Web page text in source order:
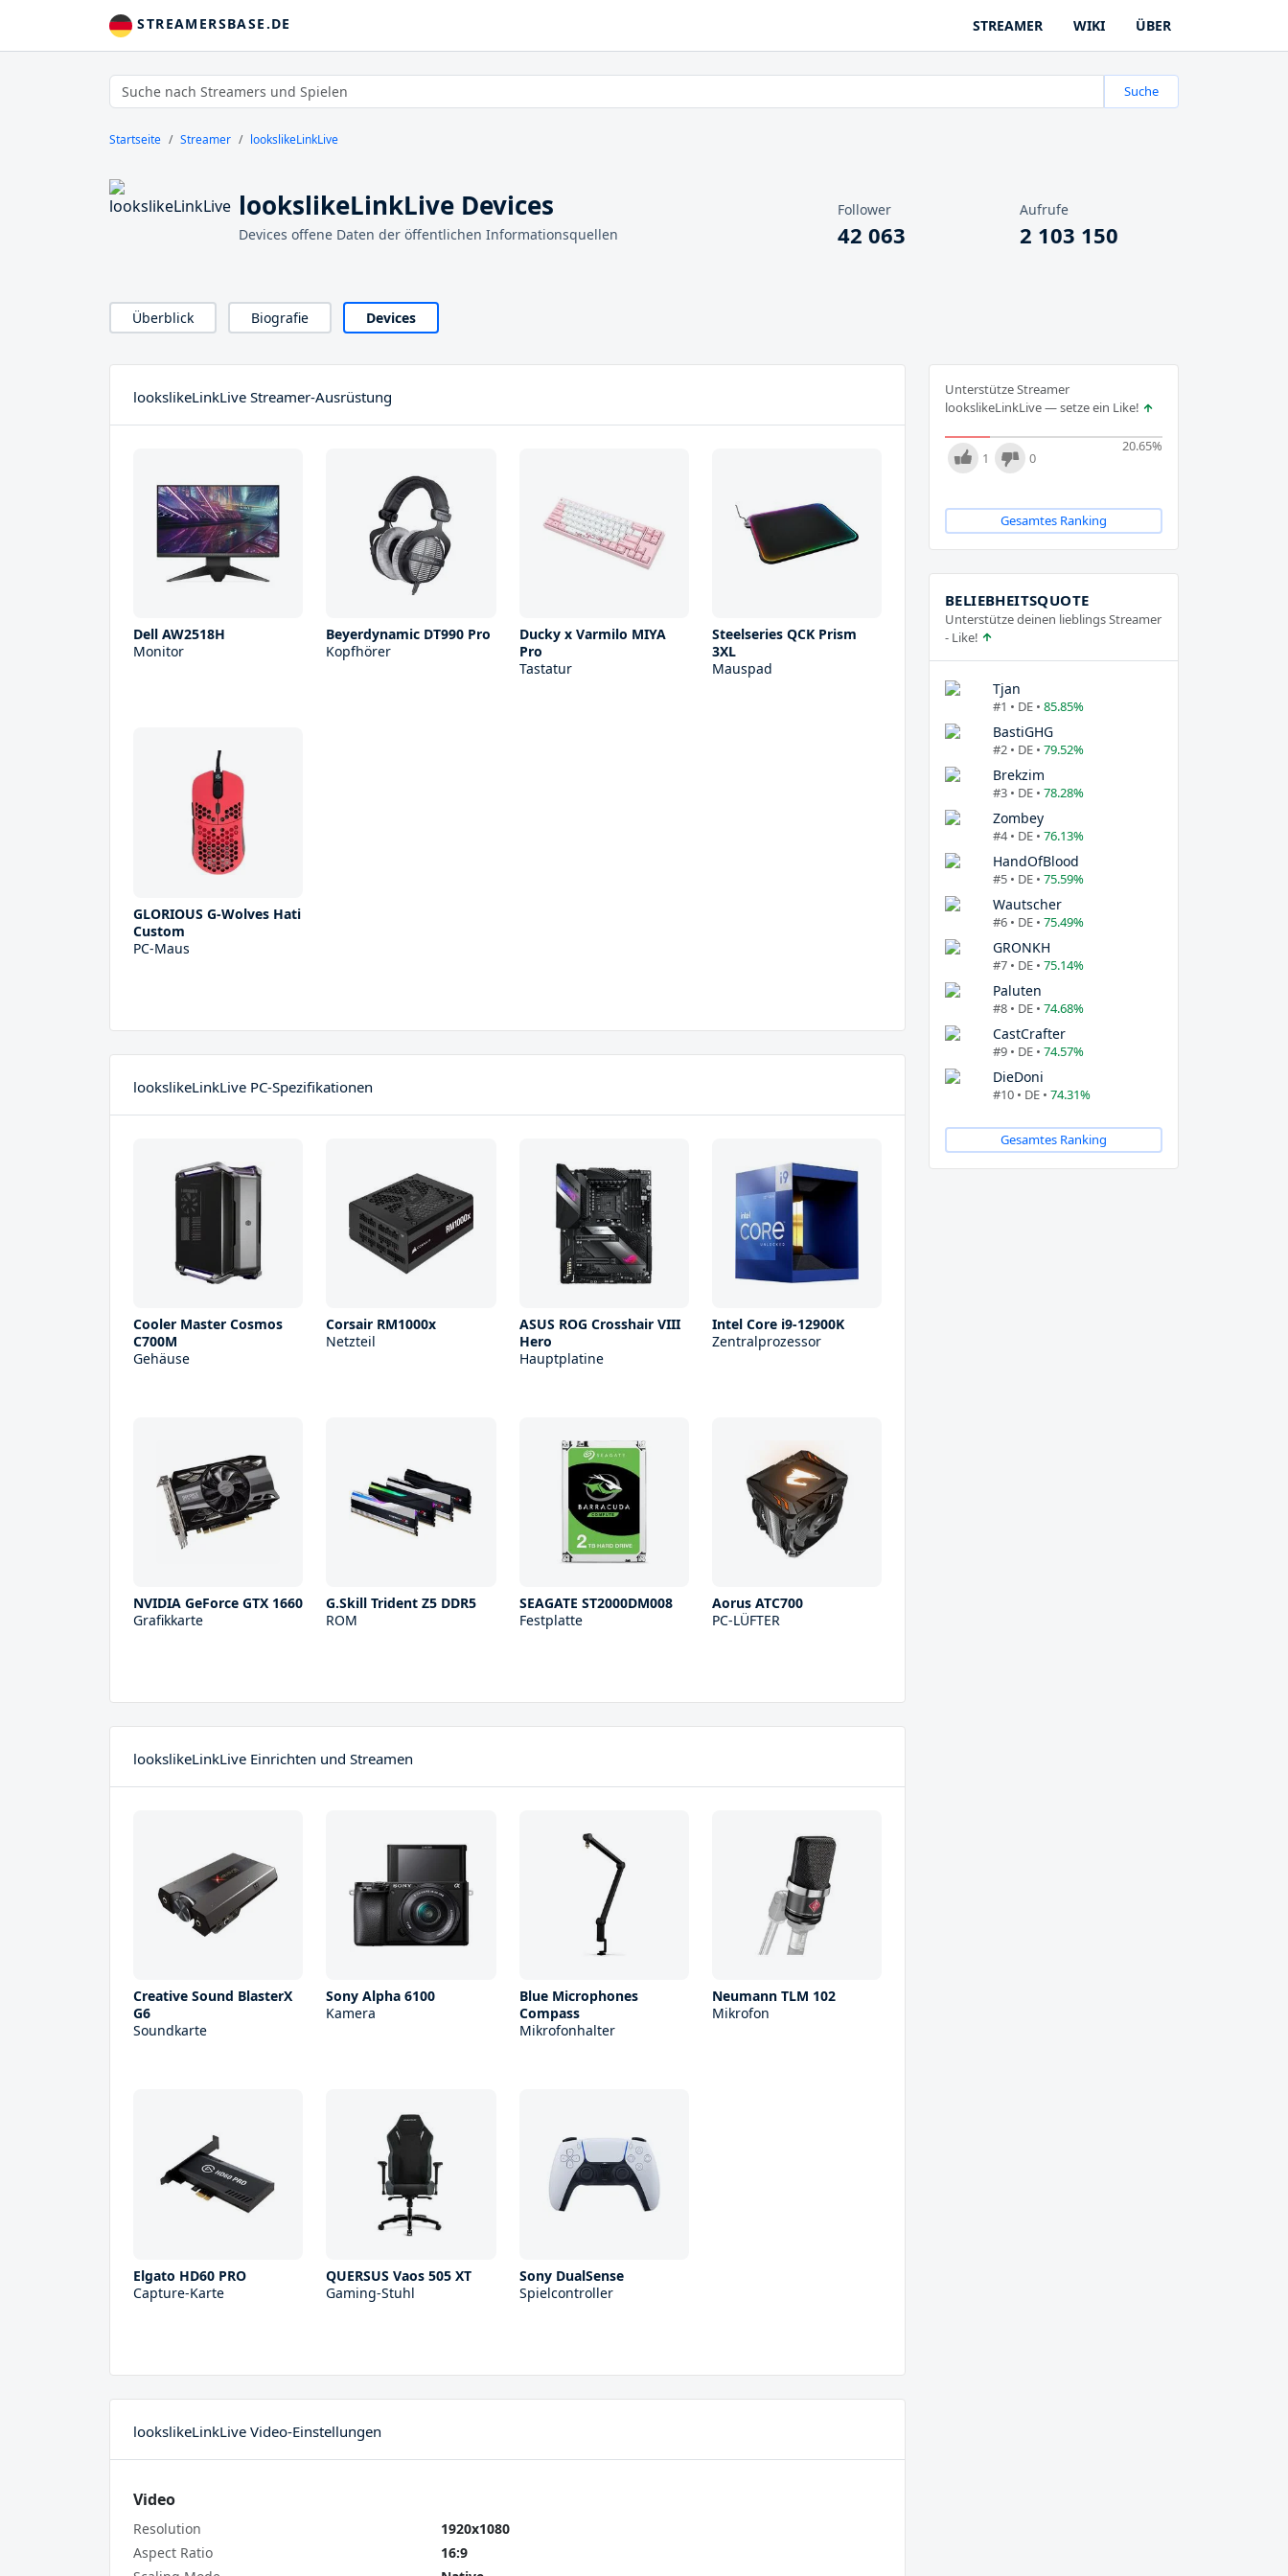
STREAMERSBASE.DE STREAMER WIKI ÜBER
Suche
Startseite Streamer lookslikeLinkLive
lookslikeLinkLive Devices
Devices offene Daten der öffentlichen Informationsquellen
Follower
42 063
Aufrufe
2 103 150
Überblick Biografie Devices
lookslikeLinkLive Streamer-Ausrüstung
Dell AW2518H
Monitor
Beyerdynamic DT990 Pro
Kopfhörer
Ducky x Varmilo MIYA
Pro
Tastatur
Steelseries QCK Prism
3XL
Mauspad
GLORIOUS G-Wolves Hati
Custom
PC-Maus
lookslikeLinkLive PC-Spezifikationen
Cooler Master Cosmos
C700M
Gehäuse
Corsair RM1000x
Netzteil
ASUS ROG Crosshair VIII
Hero
Hauptplatine
Intel Core i9-12900K
Zentralprozessor
NVIDIA GeForce GTX 1660
Grafikkarte
G.Skill Trident Z5 DDR5
ROM
SEAGATE ST2000DM008
Festplatte
Aorus ATC700
PC-LÜFTER
lookslikeLinkLive Einrichten und Streamen
Creative Sound BlasterX
G6
Soundkarte
Sony Alpha 6100
Kamera
Blue Microphones
Compass
Mikrofonhalter
Neumann TLM 102
Mikrofon
Elgato HD60 PRO
Capture-Karte
QUERSUS Vaos 505 XT
Gaming-Stuhl
Sony DualSense
Spielcontroller
lookslikeLinkLive Video-Einstellungen
Video
Resolution
1920x1080
Aspect Ratio
16:9
Unterstütze Streamer
lookslikeLinkLive — setze ein Like!
20.65%
1 0
Gesamtes Ranking
BELIEBHEITSQUOTE
Unterstütze deinen lieblings Streamer
- Like!
Tjan
#1 • DE • 85.85%
BastiGHG
#2 • DE • 79.52%
Brekzim
#3 • DE • 78.28%
Zombey
#4 • DE • 76.13%
HandOfBlood
#5 • DE • 75.59%
Wautscher
#6 • DE • 75.49%
GRONKH
#7 • DE • 75.14%
Paluten
#8 • DE • 74.68%
CastCrafter
#9 • DE • 74.57%
DieDoni
#10 • DE • 74.31%
Gesamtes Ranking